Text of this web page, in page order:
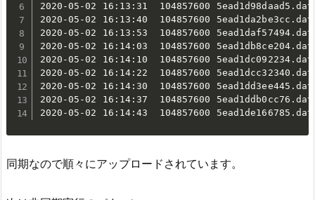
2020-05-02 16:13:31  104857600 5ead1d98daad5.dat
2020-05-02 16:13:40  104857600 5ead1da2be3cc.dat
2020-05-02 16:13:53  104857600 5ead1daf57494.dat
2020-05-02 16:14:03  104857600 5ead1db8ce204.dat
2020-05-02 16:14:10  104857600 5ead1dc092234.dat
2020-05-02 16:14:22  104857600 5ead1dcc32340.dat
2020-05-02 16:14:30  104857600 5ead1dd3ee445.dat
2020-05-02 16:14:37  104857600 5ead1ddb0cc76.dat
2020-05-02 16:14:43  104857600 5ead1de166785.dat
同期なので順々にアップロードされています。